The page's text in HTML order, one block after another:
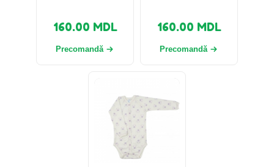
160.00 MDL
Precomandă
160.00 MDL
Precomandă